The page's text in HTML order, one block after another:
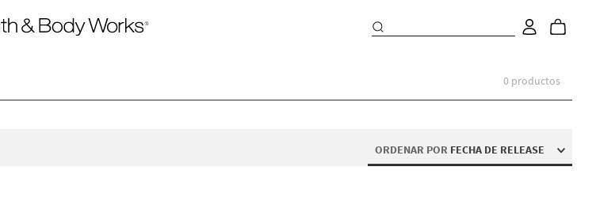
0 productos
ORDENAR POR FECHA DE RELEASE